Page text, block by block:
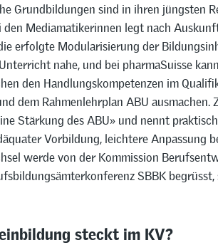
Grundbildungen sind in ihren jüngsten
den Mediamatikerinnen legt nach
erfolgte Modularisierung der
nahe, und bei pharmaSuisse
den Handlungskompetenzen im
dem Rahmenlehrplan ABU ausmachen.
Stärkung des ABU» und nennt
Vorbildung, leichtere Anpassung
werde von der Kommission
SBBK begrüsst,
steckt im KV?